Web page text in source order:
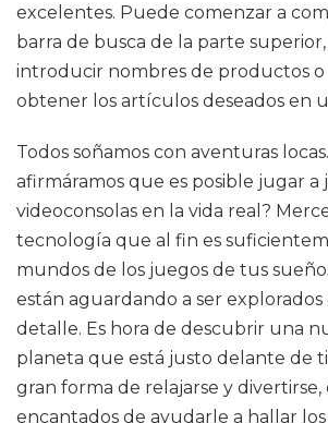
excelentes. Puede comenzar a
barra de busca de la parte
introducir nombres de productos o
obtener los artículos deseados en
Todos soñamos con aventuras
afirmáramos que es posible jugar a
videoconsolas en la vida real?
tecnología que al fin es
mundos de los juegos de tus
están aguardando a ser
detalle. Es hora de descubrir una
planeta que está justo delante de
gran forma de relajarse y divertirse,
encantados de ayudarle a hallar